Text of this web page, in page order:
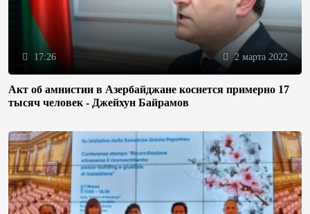
17:26 2 марта 2022
Акт об амнистии в Азербайджане коснется примерно 17
тысяч человек - Джейхун Байрамов